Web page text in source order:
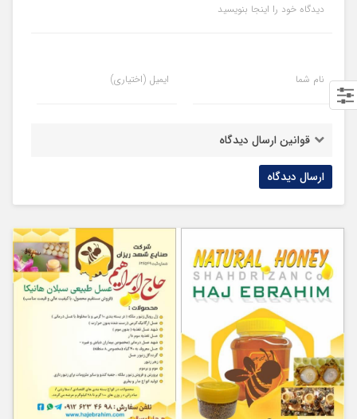
دیدگاه خود را اینجا بنویسید
نام شما ایمیل (اختیاری)
قوانین ارسال دیدگاه